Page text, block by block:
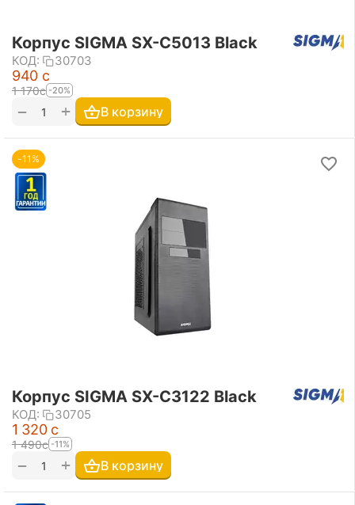
Корпус SIGMA SX-C5013 Black
КОД: 30703
‍940‍ с
1 170с -20%
+
− В корзину
-11%
Корпус SIGMA SX-C3122 Black
КОД: 30705
1 320 с
1 490с -11%
+
− В корзину